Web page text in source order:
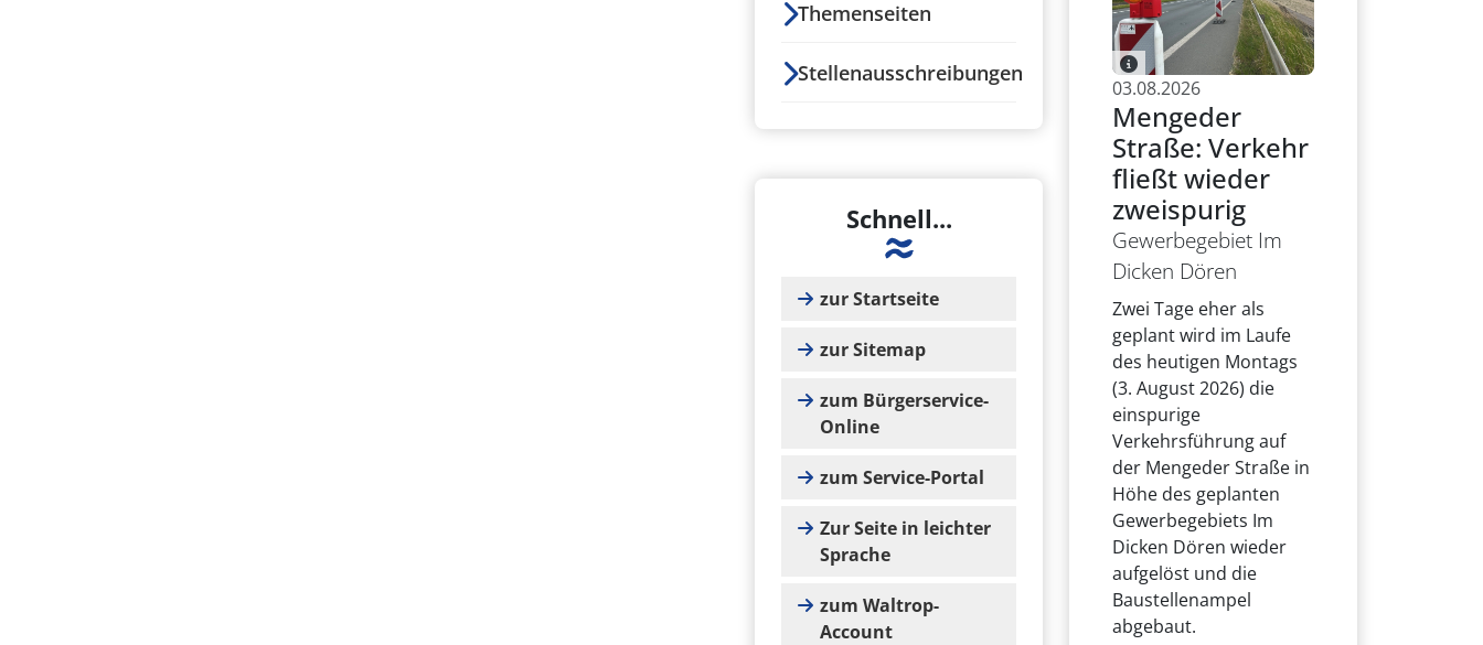
Themenseiten
Stellenausschreibungen
Schnell...
zur Startseite
zur Sitemap
zum Bürgerservice-
Online
zum Service-Portal
Zur Seite in leichter
Sprache
zum Waltrop-
Account
03.08.2026
Mengeder
Straße: Verkehr
fließt wieder
zweispurig
Gewerbegebiet Im
Dicken Dören
Zwei Tage eher als
geplant wird im Laufe
des heutigen Montags
(3. August 2026) die
einspurige
Verkehrsführung auf
der Mengeder Straße in
Höhe des geplanten
Gewerbegebiets Im
Dicken Dören wieder
aufgelöst und die
Baustellenampel
abgebaut.